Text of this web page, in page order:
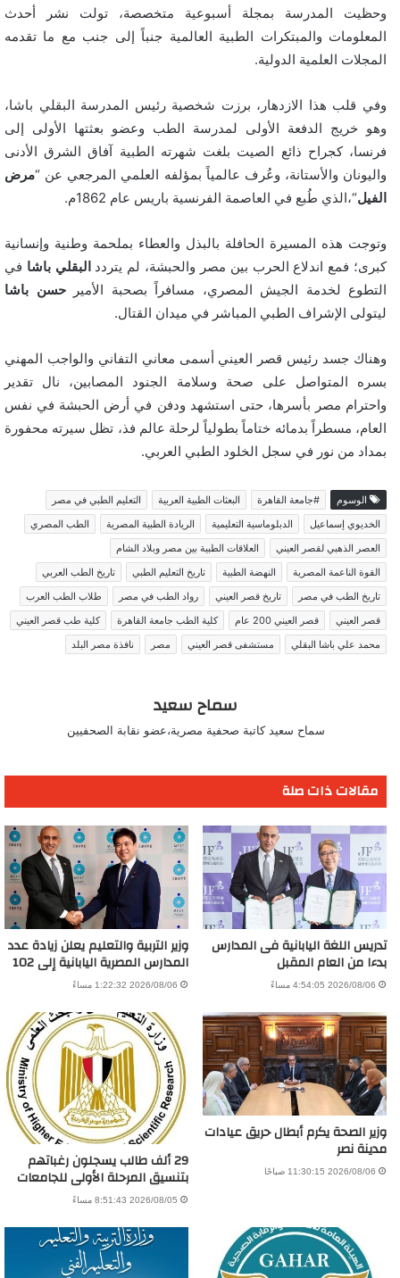
وحظيت المدرسة بمجلة أسبوعية متخصصة، تولت نشر أحدث
المعلومات والمبتكرات الطبية العالمية جنباً إلى جنب مع ما تقدمه
المجلات العلمية الدولية.
وفي قلب هذا الازدهار، برزت شخصية رئيس المدرسة البقلي باشا،
وهو خريج الدفعة الأولى لمدرسة الطب وعضو بعثتها الأولى إلى
فرنسا، كجراح ذائع الصيت بلغت شهرته الطبية آفاق الشرق الأدنى
واليونان والأستانة، وعُرف عالمياً بمؤلفه العلمي المرجعي عن “مرض
الفيل“،الذي طُبع في العاصمة الفرنسية باريس عام 1862م.
وتوجت هذه المسيرة الحافلة بالبذل والعطاء بملحمة وطنية وإنسانية
كبرى؛ فمع اندلاع الحرب بين مصر والحبشة، لم يترددالبقلي باشا في
التطوع لخدمة الجيش المصري، مسافراً بصحبة الأميرحسن باشا
ليتولى الإشراف الطبي المباشر في ميدان القتال.
وهناك جسد رئيس قصر العيني أسمى معاني التفاني والواجب المهني
بسره المتواصل على صحة وسلامة الجنود المصابين، نال تقدير
واحترام مصر بأسرها، حتى استشهد ودفن في أرض الحبشة في نفس
العام، مسطراً بدمائه ختاماً بطولياً لرحلة عالم فذ، تظل سيرته محفورة
بمداد من نور في سجل الخلود الطبي العربي.
الوسوم #جامعة القاهرة البعثات الطبية العربية
التعليم الطبي في مصر
الخديوي إسماعيل
الدبلوماسية التعليمية الريادة الطبية المصرية
الطب المصري
العصر الذهبي لقصر العيني
العلاقات الطبية بين مصر وبلاد الشام
القوة الناعمة المصرية
النهضة الطبية تاريخ التعليم الطبي
تاريخ الطب العربي
تاريخ الطب في مصر
تاريخ قصر العيني رواد الطب في مصر
طلاب الطب العرب
قصر العيني
قصر العيني 200 عام كلية الطب جامعة القاهرة
كلية طب قصر العيني
محمد علي باشا البقلي
مستشفى قصر العيني مصر نافذة مصر البلد
سماح سعيد
سماح سعيد كاتبة صحفية مصرية،عضو نقابة الصحفيين
مقالات ذات صلة
تدريس اللغة اليابانية فى المدارس
بدءا من العام المقبل
2026/08/06 4:54:05 مساءً
وزير التربية والتعليم يعلن زيادة عدد
المدارس المصرية اليابانية إلى 102
2026/08/06 1:22:32 مساءً
وزير الصحة يكرم أبطال حريق عيادات
مدينة نصر
2026/08/06 11:30:15 صباحًا 29 ألف طالب يسجلون رغباتهم
بتنسيق المرحلة الأولى للجامعات
2026/08/05 8:51:43 مساءً